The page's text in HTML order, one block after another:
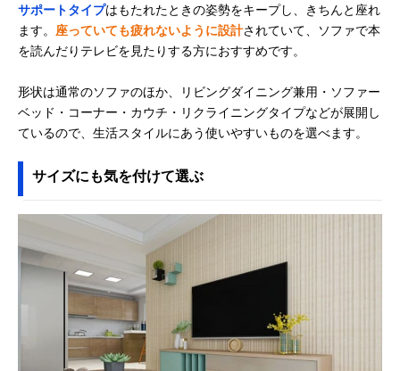
サポートタイプはもたれたときの姿勢をキープし、きちんと座れ
ます。 座っていても疲れないように設計されていて、ソファで本
を読んだりテレビを見たりする方におすすめです。
形状は通常のソファのほか、リビングダイニング兼用・ソファー
ベッド・コーナー・カウチ・リクライニングタイプなどが展開し
ているので、生活スタイルにあう使いやすいものを選べます。
サイズにも気を付けて選ぶ